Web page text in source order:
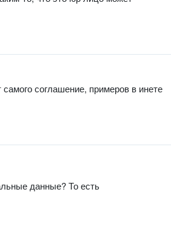
соглашение, примеров в инете
данные? То есть